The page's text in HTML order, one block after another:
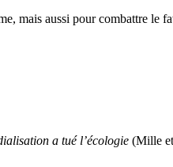
mais aussi pour combattre le
a tué l’écologie (Mille